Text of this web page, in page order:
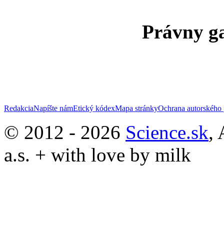
Právny
RedakciaNapíšte námEtický kódexMapa stránkyOchrana autorského
© 2012 - 2026 Science.sk,
a.s. + with love by milk